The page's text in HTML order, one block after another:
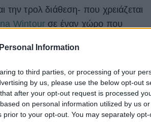
Information
to third parties, or processing of your
by us, please use the below opt-out
after your opt-out request is processed
on personal information utilized by us
to your opt-out. You may separately
την τρολ διάθεση- που χρειάζεται
Wintour σε έναν χώρο που